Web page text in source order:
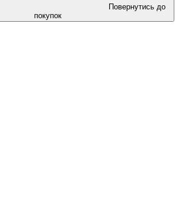
Повернутись до
покупок